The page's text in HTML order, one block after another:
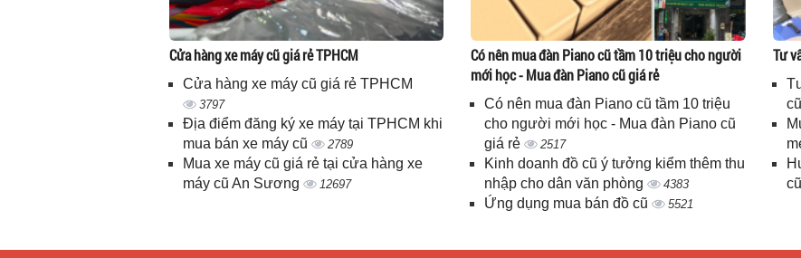
Cửa hàng xe máy cũ giá rẻ TPHCM
Cửa hàng xe máy cũ giá rẻ TPHCM
3797
Địa điểm đăng ký xe máy tại TPHCM khi
mua bán xe máy cũ
2789
Mua xe máy cũ giá rẻ tại cửa hàng xe
máy cũ An Sương
12697
Có nên mua đàn Piano cũ tầm 10 triệu cho người
mới học - Mua đàn Piano cũ giá rẻ
Có nên mua đàn Piano cũ tầm 10 triệu
cho người mới học - Mua đàn Piano cũ
giá rẻ
2517
Kinh doanh đồ cũ ý tưởng kiểm thêm thu
nhập cho dân văn phòng
4383
Ứng dụng mua bán đồ cũ 5521
Tư
cũ